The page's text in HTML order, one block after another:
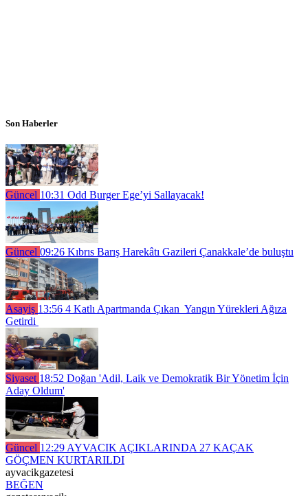
Son Haberler
Güncel 10:31 Odd Burger Ege’yi Sallayacak!
Güncel 09:26 Kıbrıs Barış Harekâtı Gazileri Çanakkale’de buluştu
Asayiş 13:56 4 Katlı Apartmanda Çıkan Yangın Yürekleri Ağıza
Getirdi
Siyaset 18:52 Doğan 'Adil, Laik ve Demokratik Bir Yönetim İçin
Aday Oldum'
Güncel 12:29 AYVACIK AÇIKLARINDA 27 KAÇAK
GÖÇMEN KURTARILDI
ayvacikgazetesi
BEĞEN